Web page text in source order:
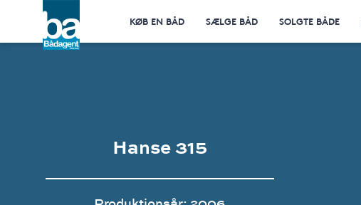
KØB EN BÅD SÆLGE BÅD SOLGTE BÅDE
Hanse 315